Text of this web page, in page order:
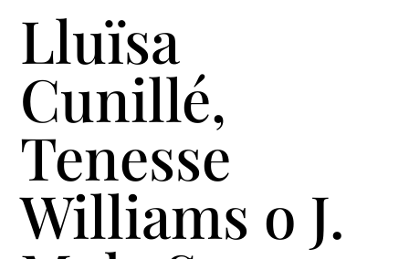
Lluïsa
Cunillé,
Tenesse
Williams o J.